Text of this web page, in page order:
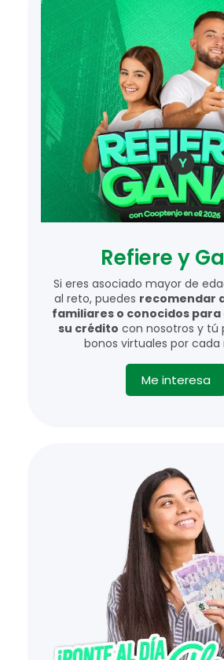
Refiere y
Si eres asociado mayor de
al reto, puedes recomendar
familiares o conocidos
su crédito con nosotros y tú
bonos virtuales por cada
Me interesa